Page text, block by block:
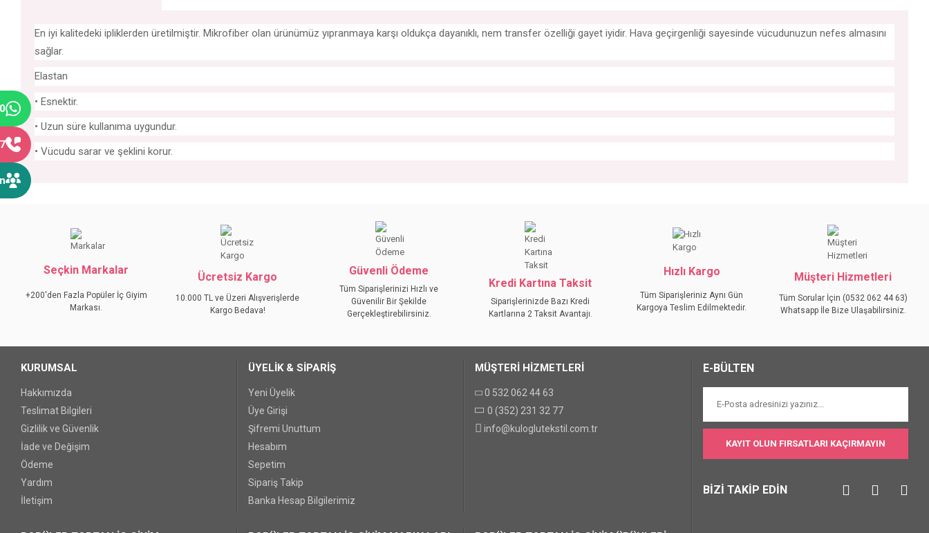
En iyi kalitedeki ipliklerden üretilmiştir. Mikrofiber olan ürünümüz yıpranmaya karşı oldukça dayanıklı, nem transfer özelliği gayet iyidir. Hava geçirgenliği sayesinde vücudunuzun nefes almasını
sağlar.
Elastan
• Esnektir.
• Uzun süre kullanıma uygundur.
• Vücudu sarar ve şeklini korur.
Ürün resmi kalitesiz, bozuk veya görüntülenemiyor.
Ürün açıklamasında eksik bilgiler bulunuyor.
Ürün bilgilerinde hatalar bulunuyor.
Ürün fiyatı diğer sitelerden daha pahalı.
GÖNDER
Seçkin Markalar
+200'den Fazla Popüler İç Giyim
Markası.
Ücretsiz Kargo
10.000 TL ve Üzeri Alışverişlerde
Kargo Bedava!
Güvenli Ödeme
Tüm Siparişlerinizi Hızlı ve
Güvenilir Bir Şekilde
Gerçekleştirebilirsiniz.
Kredi Kartına Taksit
Siparişlerinizde Bazı Kredi
Kartlarına 2 Taksit Avantajı.
Hızlı Kargo
Tüm Siparişleriniz Aynı Gün
Kargoya Teslim Edilmektedir.
Müşteri Hizmetleri
Tüm Sorular İçin (0532 062 44 63)
Whatsapp İle Bize Ulaşabilirsiniz.
KURUMSAL
Hakkımızda
Teslimat Bilgileri
Gizlilik ve Güvenlik
İade ve Değişim
Ödeme
Yardım
İletişim
ÜYELİK & SİPARİŞ
Yeni Üyelik
Üye Girişi
Şifremi Unuttum
Hesabım
Sepetim
Sipariş Takip
Banka Hesap Bilgilerimiz
MÜŞTERİ HİZMETLERİ
0 532 062 44 63
0 (352) 231 32 77
info@kuloglutekstil.com.tr
E-BÜLTEN
KAYIT OLUN FIRSATLARI KAÇIRMAYIN
BİZİ TAKİP EDİN